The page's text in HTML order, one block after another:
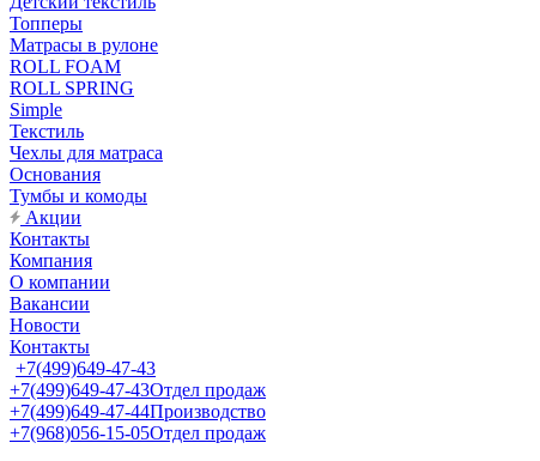
Топперы
Матрасы в рулоне
ROLL FOAM
ROLL SPRING
Simple
Текстиль
Чехлы для матраса
Основания
Тумбы и комоды
Акции
Контакты
Компания
О компании
Вакансии
Новости
Контакты
+7(499)649-47-43
+7(499)649-47-43Отдел продаж
+7(499)649-47-44Производство
+7(968)056-15-05Отдел продаж